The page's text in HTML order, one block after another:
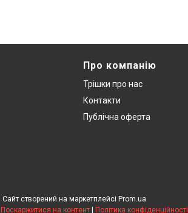
Про компанію
Трішки про нас
Контакти
Публічна оферта
Сайт створений на маркетплейсі Prom.ua
Поскаржитися на контент | Політика конфіденційності